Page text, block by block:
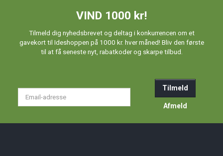
VIND 1000 kr!
Tilmeld dig nyhedsbrevet og deltag i konkurrencen om et
gavekort til Ideshoppen på 1000 kr. hver måned! Bliv den første
til at få seneste nyt, rabatkoder og skarpe tilbud.
Tilmeld
Afmeld